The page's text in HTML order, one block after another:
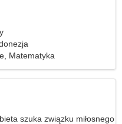
Matematyka
szuka związku miłosnego